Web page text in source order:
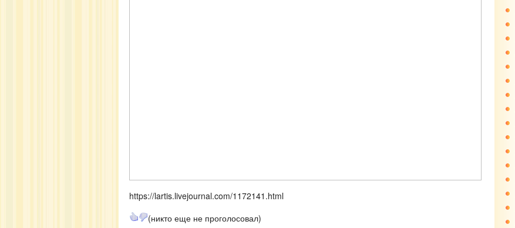
https://lartis.livejournal.com/1172141.html
(никто еще не проголосовал)